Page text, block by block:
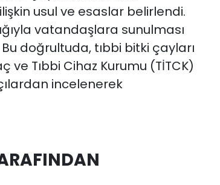
usul ve esaslar belirlendi.
vatandaşlara sunulması
doğrultuda, tıbbi bitki çayları
ve Tıbbi Cihaz Kurumu (TİTCK)
incelenerek